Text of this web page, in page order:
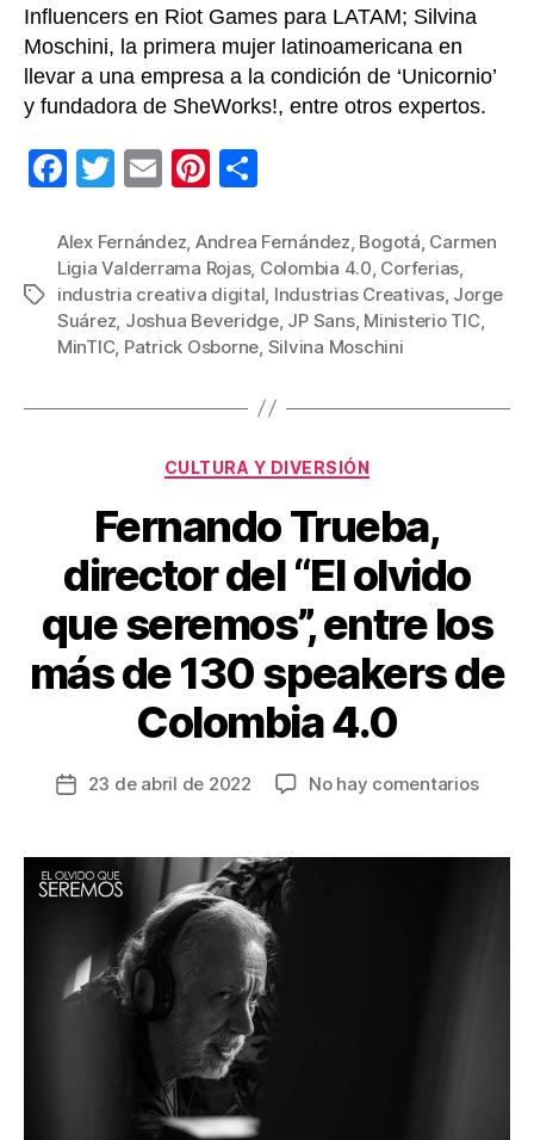
Influencers en Riot Games para LATAM; Silvina
Moschini, la primera mujer latinoamericana en
llevar a una empresa a la condición de ‘Unicornio’
y fundadora de SheWorks!, entre otros expertos.
F
c
e
b
o
o
T
tt
er
E
ail
Pi
er
e
st
m
p
ar
tir
Etiquetas
Alex Fernández, Andrea Fernández, Bogotá, Carmen
Ligia Valderrama Rojas, Colombia 4.0, Corferias,
industria creativa digital, Industrias Creativas, Jorge
Suárez, Joshua Beveridge, JP Sans, Ministerio TIC,
MinTIC, Patrick Osborne, Silvina Moschini
Categorías
CULTURA Y DIVERSIÓN
Fernando Trueba,
director del “El olvido
que seremos”, entre los
más de 130 speakers de
Colombia 4.0
Fecha
entrada
23 de abril de 2022 No hay comentariosen